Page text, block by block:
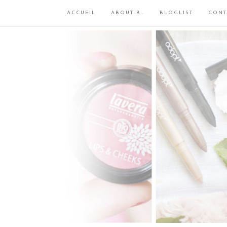
ACCUEIL ABOUT B… BLOGLIST